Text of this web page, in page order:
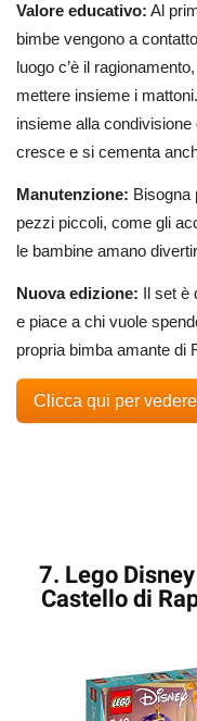
Valore educativo: Al
bimbe vengono a
luogo c’è il
mettere insieme i
insieme alla
cresce e si cementa
Manutenzione: Bisogna
pezzi piccoli, come gli
le bambine amano
Nuova edizione: Il set è
e piace a chi vuole
propria bimba amante di
Clicca qui per
7. Lego
Castello di